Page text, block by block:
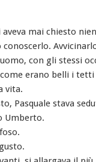
mai chiesto
con gli stessi
erano belli i
vita.
Pasquale stava
Umberto.